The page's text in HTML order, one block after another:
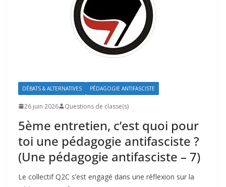
DÉBATS & ALTERNATIVES PÉDAGOGIE ANTIFASCISTE
26 juin 2026 Questions de classe(s)
5ème entretien, c’est quoi pour
toi une pédagogie antifasciste ?
(Une pédagogie antifasciste – 7)
Le collectif Q2C s’est engagé dans une réflexion sur la